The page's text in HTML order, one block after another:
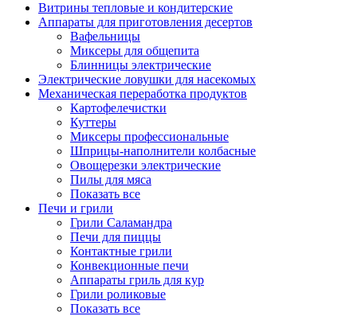
Витрины тепловые и кондитерские
Аппараты для приготовления десертов
Вафельницы
Миксеры для общепита
Блинницы электрические
Электрические ловушки для насекомых
Механическая переработка продуктов
Картофелечистки
Куттеры
Миксеры профессиональные
Шприцы-наполнители колбасные
Овощерезки электрические
Пилы для мяса
Показать все
Печи и грили
Грили Саламандра
Печи для пиццы
Контактные грили
Конвекционные печи
Аппараты гриль для кур
Грили роликовые
Показать все